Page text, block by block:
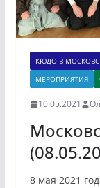
КЮДО В
МЕРОПРИЯТИЯ
10.05.2021
8 мая 2021